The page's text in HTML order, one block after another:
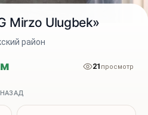
Mirzo Ulugbek»
район
21 просмотр